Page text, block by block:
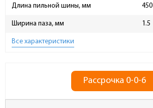
Длина пильной шины, мм 450
Ширина паза, мм 1.5
Все характеристики
Рассрочка 0-0-6